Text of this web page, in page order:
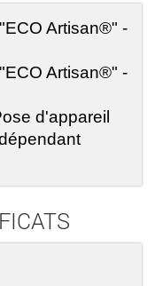
Artisan®" -
Artisan®" -
d'appareil